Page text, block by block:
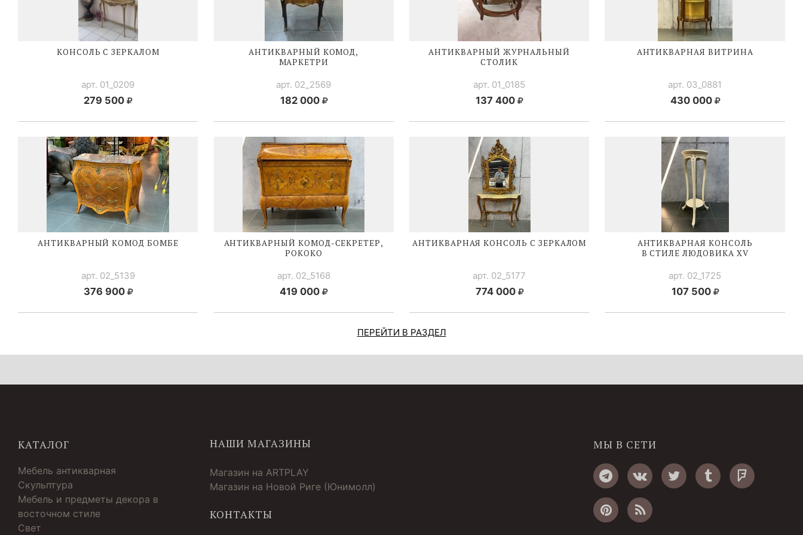
КОНСОЛЬ С ЗЕРКАЛОМ
арт. 01_0209
279 500
АНТИКВАРНЫЙ КОМОД,
МАРКЕТРИ
арт. 02_2569
182 000
АНТИКВАРНЫЙ ЖУРНАЛЬНЫЙ
СТОЛИК
арт. 01_0185
137 400
АНТИКВАРНАЯ ВИТРИНА
арт. 03_0881
430 000
АНТИКВАРНЫЙ КОМОД БОМБЕ
арт. 02_5139
376 900
АНТИКВАРНЫЙ КОМОД-СЕКРЕТЕР,
РОКОКО
арт. 02_5168
419 000
АНТИКВАРНАЯ КОНСОЛЬ С ЗЕРКАЛОМ
арт. 02_5177
774 000
АНТИКВАРНАЯ КОНСОЛЬ
В СТИЛЕЛЮДОВИКА XV
арт. 02_1725
107 500
ПЕРЕЙТИ В РАЗДЕЛ
КАТАЛОГ
Мебель антикварная
Скульптура
Мебель и предметы декора в
восточном стиле
Свет
НАШИ МАГАЗИНЫ
Магазин на ARTPLAY
Магазин на Новой Риге (Юнимолл)
КОНТАКТЫ
МЫ В СЕТИ